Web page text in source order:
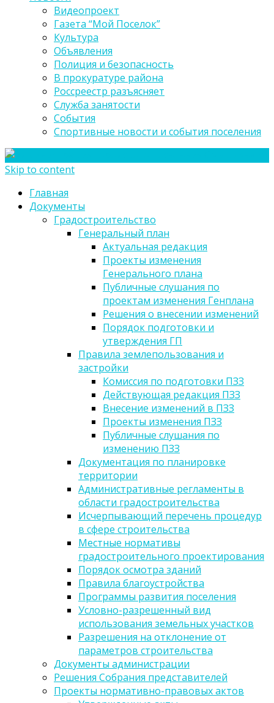
Видеопроект
Газета “Мой Поселок”
Культура
Объявления
Полиция и безопасность
В прокуратуре района
Россреестр разъясняет
Служба занятости
События
Спортивные новости и события поселения
Skip to content
Главная
Документы
Градостроительство
Генеральный план
Актуальная редакция
Проекты изменения
Генерального плана
Публичные слушания по
проектам изменения Генплана
Решения о внесении изменений
Порядок подготовки и
утверждения ГП
Правила землепользования и
застройки
Комиссия по подготовки ПЗЗ
Действующая редакция ПЗЗ
Внесение изменений в ПЗЗ
Проекты изменения ПЗЗ
Публичные слушания по
изменению ПЗЗ
Документация по планировке
территории
Административные регламенты в
области градостроительства
Исчерпывающий перечень процедур
в сфере строительства
Местные нормативы
градостроительного проектирования
Порядок осмотра зданий
Правила благоустройства
Программы развития поселения
Условно-разрешенный вид
использования земельных участков
Разрешения на отклонение от
параметров строительства
Документы администрации
Решения Собрания представителей
Проекты нормативно-правовых актов